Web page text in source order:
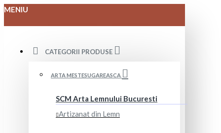
MENIU
CATEGORII PRODUSE
ARTA MESTESUGAREASCA
SCM Arta Lemnului Bucuresti
Artizanat din Lemn